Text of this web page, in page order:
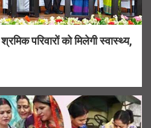
परिवारों को मिलेगी स्वास्थ्य,